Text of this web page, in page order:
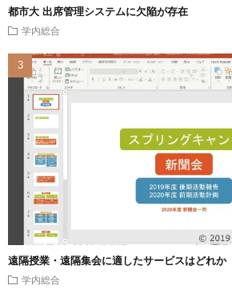
都市大 出席管理システムに欠陥が存在
学内総合
遠隔授業・遠隔集会に適したサービスはどれか
学内総合